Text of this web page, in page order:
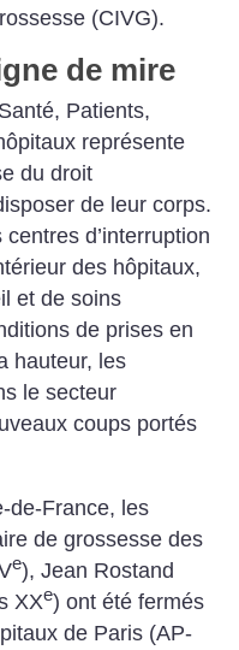
(CIVG).
de mire
Patients,
représente
du droit
de leur corps.
d’interruption
des hôpitaux,
et de soins
de prises en
hauteur, les
le secteur
coups portés
de-France, les
de grossesse des
e), Jean Rostand
XXe) ont été fermés
de Paris (AP-